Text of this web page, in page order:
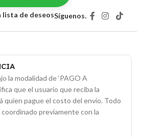
lista de deseosSíguenos.
la modalidad de ‘PAGO A
que el usuario que reciba la
quien pague el costo del envío. Todo
previamente con la